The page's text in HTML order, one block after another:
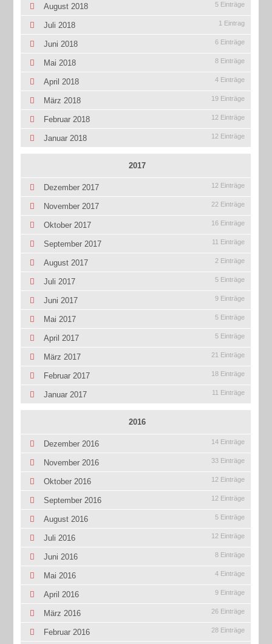
August 2018 5 Einträge
Juli 2018 1 Eintrag
Juni 2018 6 Einträge
Mai 2018 8 Einträge
April 2018 4 Einträge
März 2018 19 Einträge
Februar 2018 12 Einträge
Januar 2018 12 Einträge
2017
Dezember 2017 12 Einträge
November 2017 22 Einträge
Oktober 2017 16 Einträge
September 2017 11 Einträge
August 2017 2 Einträge
Juli 2017 5 Einträge
Juni 2017 9 Einträge
Mai 2017 5 Einträge
April 2017 5 Einträge
März 2017 21 Einträge
Februar 2017 18 Einträge
Januar 2017 11 Einträge
2016
Dezember 2016 14 Einträge
November 2016 33 Einträge
Oktober 2016 12 Einträge
September 2016 12 Einträge
August 2016 5 Einträge
Juli 2016 12 Einträge
Juni 2016 8 Einträge
Mai 2016 4 Einträge
April 2016 9 Einträge
März 2016 26 Einträge
Februar 2016 28 Einträge